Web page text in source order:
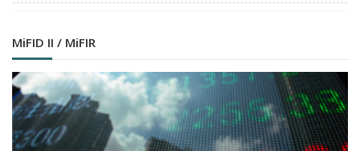
MiFID II / MiFIR